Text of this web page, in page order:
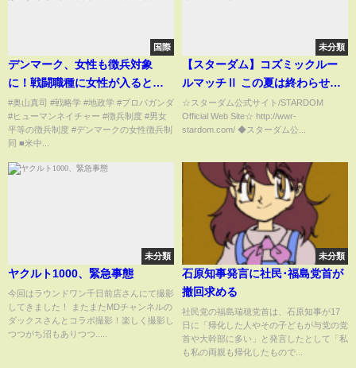
国際
デンマーク、女性も徴兵対象
に！戦闘職種に女性が入ると軍
隊はどうなるか？実は男性より
女性の命の方が重い...と言い切れ
る理由とは？｜奥山真司の地政
#奥山真司 #戦略学 #地政学 #プロパガンダ
#ヒューマンネイチャー #徴兵制度 #男女
平等の徴兵制度 #デンマークの女性徴兵制
同 ■米中...
未分類
【スターダム】コズミックルー
ルマッチⅡ この夏は終わらせな
い ～the End of Summer～はと
んでもない結末に！-9.25
SHOWCASE2-【STARDOM】
☆スターダム公式サイト/STARDOM
Official Web Site☆ http://wwr-
stardom.com/ ◆スターダム公...
未分類
ヤクルト1000、緊急事態
今回はラウンドワン千日前店さんにて撮影
してきました！ またまたMDチャンネルの
ダックスさんとコラボ撮影！楽しく撮影し
つつがち沼もありつつ.....
未分類
石原知事発言に社民･福島党首が
撤回求める
社民党の福島瑞穂党首は、石原知事が17
日に「帰化した人やその子どもが与党の党
首や大幹部に多い」と発言したとして「私
も私の両親も帰化したもので...